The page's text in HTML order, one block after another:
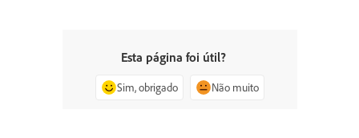
Esta página foi útil?
Sim, obrigado Não muito